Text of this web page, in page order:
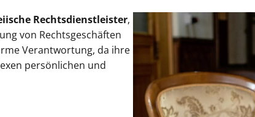
Rechtsdienstleister,
von Rechtsgeschäften
Verantwortung, da ihre
persönlichen und